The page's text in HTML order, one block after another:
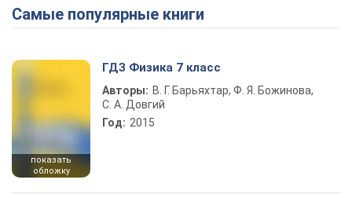
Самые популярные книги
показать
обложку
ГДЗ Физика 7 класс
Авторы: В. Г. Барьяхтар, Ф. Я. Божинова,
С. А. Довгий
Год: 2015